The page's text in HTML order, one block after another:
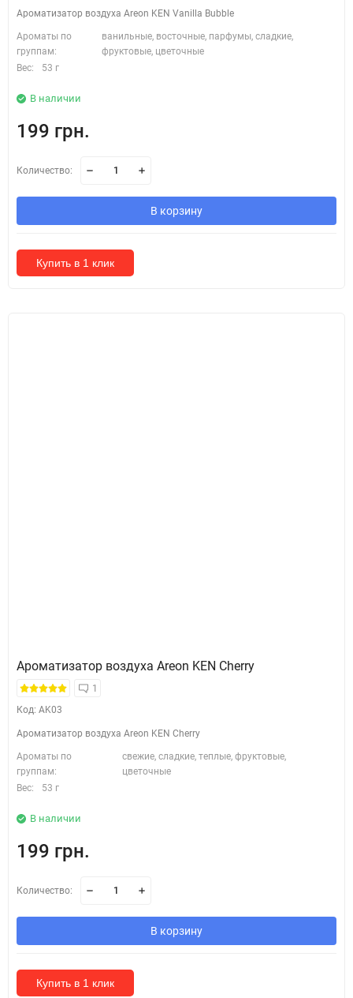
Ароматизатор воздуха Areon KEN Vanilla Bubble
Ароматы по
группам:
ванильные, восточные, парфумы, сладкие,
фруктовые, цветочные
Вес:
53 г
В наличии
199 грн.
Количество:
В корзину
Купить в 1 клик
Ароматизатор воздуха Areon KEN Cherry
1
Код: AK03
Ароматизатор воздуха Areon KEN Cherry
Ароматы по
группам:
свежие, сладкие, теплые, фруктовые,
цветочные
Вес:
53 г
В наличии
199 грн.
Количество:
В корзину
Купить в 1 клик